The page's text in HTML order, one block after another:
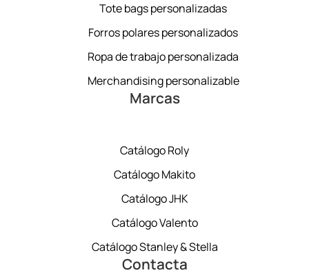
Tote bags personalizadas
Forros polares personalizados
Ropa de trabajo personalizada
Merchandising personalizable
Marcas
Catálogo Roly
Catálogo Makito
Catálogo JHK
Catálogo Valento
Catálogo Stanley & Stella
Contacta